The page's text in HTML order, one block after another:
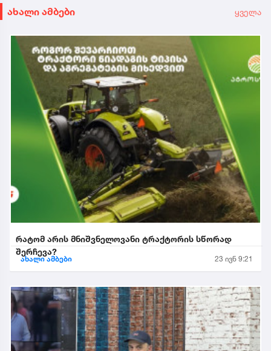
ახალი ამბები ყველა
რატომ არის მნიშვნელოვანი ტრაქტორის სწორად
შერჩევა?
ახალი ამბები 23 ივნ 9:21